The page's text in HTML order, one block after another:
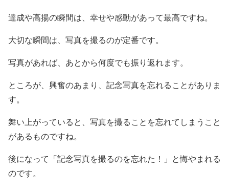
達成や高揚の瞬間は、幸せや感動があって最高ですね。
大切な瞬間は、写真を撮るのが定番です。
写真があれば、あとから何度でも振り返れます。
ところが、興奮のあまり、記念写真を忘れることがありま
す。
舞い上がっていると、写真を撮ることを忘れてしまうこと
があるものですね。
後になって「記念写真を撮るのを忘れた！」と悔やまれる
のです。